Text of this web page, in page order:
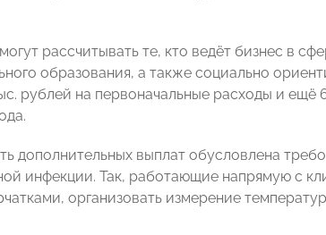
рассчитывать те, кто ведёт бизнес в
образования, а также социально
рублей на первоначальные расходы и
дополнительных выплат обусловлена
инфекции. Так, работающие напрямую с
организовать измерение